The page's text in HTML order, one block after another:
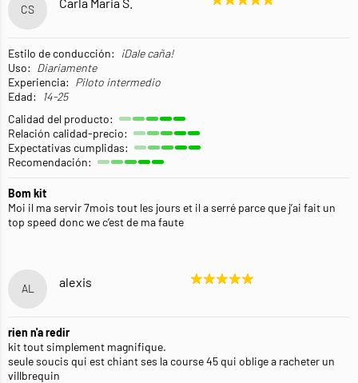
CS
Estilo de conducción:
¡Dale caña!
Uso: Diariamente
Experiencia: Piloto intermedio
Edad:
14-25
Calidad del producto:
Relación calidad-precio:
Expectativas cumplidas:
Recomendación:
Bom kit
Moi il ma servir 7mois tout les jours et il a serré parce que j’ai fait un
top speed donc we c’est de ma faute
AL alexis
rien n'a redir
kit tout simplement magnifique.
seule soucis qui est chiant ses la course 45 qui oblige a racheter un
villbrequin